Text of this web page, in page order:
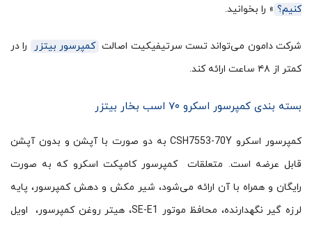
کنیم؟ » را بخوانید.
شرکت دامون می‌تواند تست سرتیفیکیت اصالت کمپرسور بیتزر
را در
کمتر از ۴۸ ساعت ارائه کند.
بسته بندی کمپرسور اسکرو ۷۰ اسب بخار بیتزر
کمپرسور اسکرو CSH7553-70Y به دو صورت با آپشن و بدون آپشن
قابل عرضه است. متعلقات کمپرسور کامپکت اسکرو که به صورت
رایگان و همراه با آن ارائه می‌شود، شیر مکش و دهش کمپرسور، پایه
لرزه گیر نگهدارنده، محافظ موتور SE-E1، هیتر روغن کمپرسور، اویل